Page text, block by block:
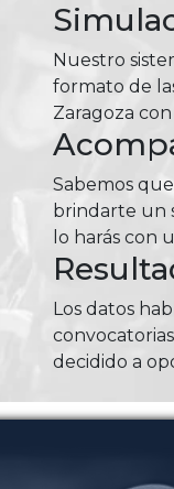
Nuestro
formato de
Zaragoza
Sabemos
brindarte un
lo harás con
Los datos
decidido a